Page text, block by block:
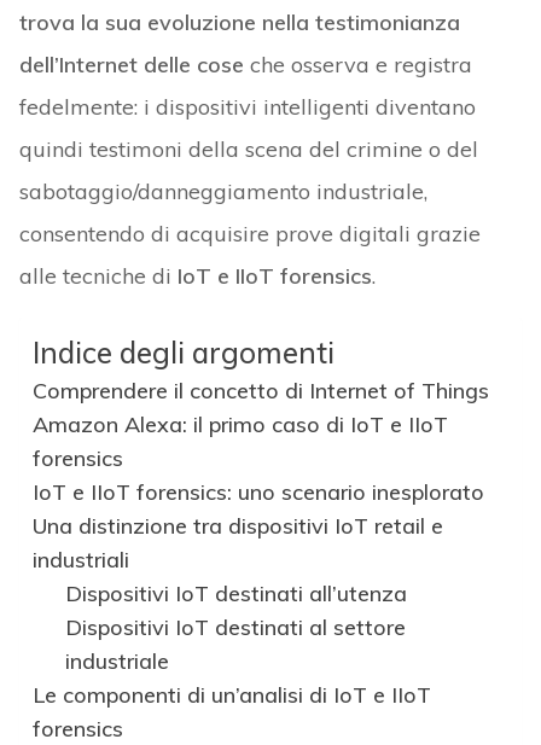
trova la sua evoluzione nella testimonianza
dell’Internet delle cose che osserva e registra
fedelmente: i dispositivi intelligenti diventano
quindi testimoni della scena del crimine o del
sabotaggio/danneggiamento industriale,
consentendo di acquisire prove digitali grazie
alle tecniche di IoT e IIoT forensics.
Indice degli argomenti
Comprendere il concetto di Internet of Things
Amazon Alexa: il primo caso di IoT e IIoT
forensics
IoT e IIoT forensics: uno scenario inesplorato
Una distinzione tra dispositivi IoT retail e
industriali
Dispositivi IoT destinati all’utenza
Dispositivi IoT destinati al settore
industriale
Le componenti di un’analisi di IoT e IIoT
forensics